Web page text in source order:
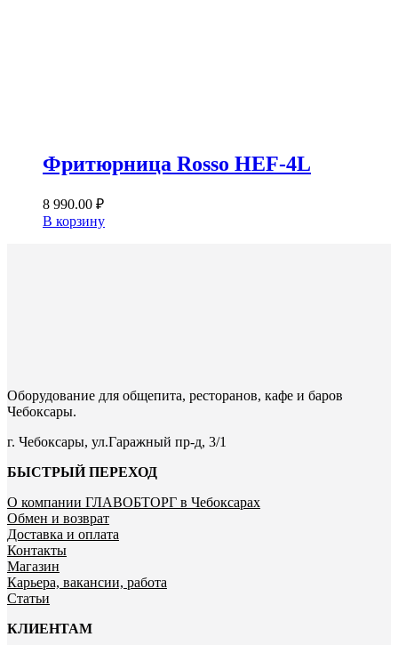
Фритюрница Rosso HEF-4L
8 990.00 ₽
В корзину
Оборудование для общепита, ресторанов, кафе и баров
Чебоксары.
г. Чебоксары, ул.Гаражный пр-д, 3/1
БЫСТРЫЙ ПЕРЕХОД
О компании ГЛАВОБТОРГ в Чебоксарах
Обмен и возврат
Доставка и оплата
Контакты
Магазин
Карьера, вакансии, работа
Статьи
КЛИЕНТАМ